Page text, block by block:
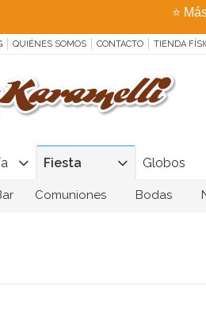
⭐
QUIÉNES SOMOS CONTACTO TIENDA
Fiesta Globos
Comuniones Bodas